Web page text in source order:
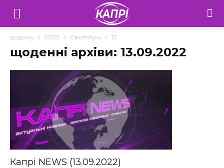
Телебачення
«Капрі»
Донеччини
додому 2022 Сентябрь 13
щоденні архіви: 13.09.2022
Капрі NEWS (13.09.2022)